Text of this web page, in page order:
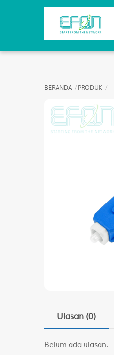
BERANDA PRODUK
Ulasan (0)
Belum ada ulasan.